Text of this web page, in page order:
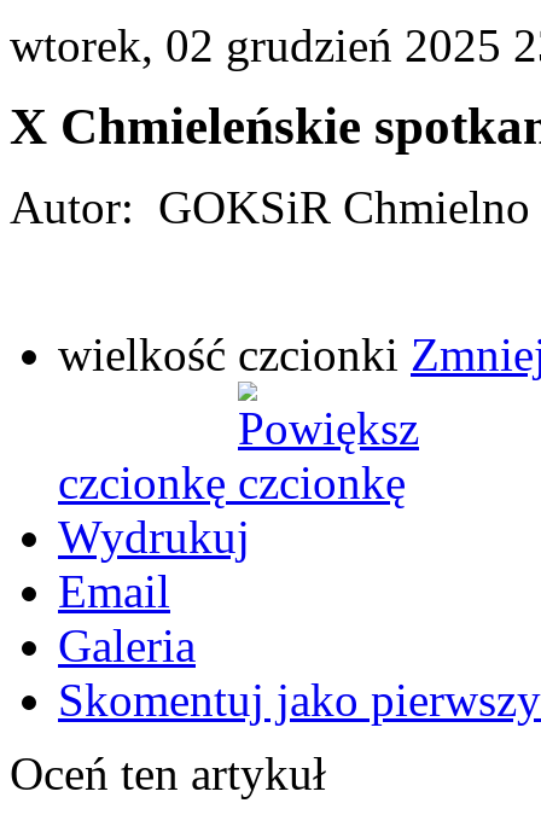
wtorek, 02 grudzień 2025
X Chmieleńskie
Autor: GOKSiR Chmielno
wielkość czcionki
czcionkę
Wydrukuj
Email
Galeria
Skomentuj jako
Oceń ten artykuł